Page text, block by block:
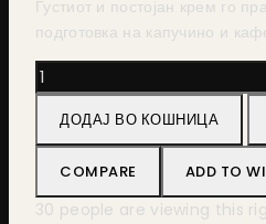
Густиот и постојан крем го
подготовка на капучино и
Bristot
Espresso
1000g
количина
ДОДАЈ ВО КОШНИЦА
COMPARE ADD TO
30 people are viewing this